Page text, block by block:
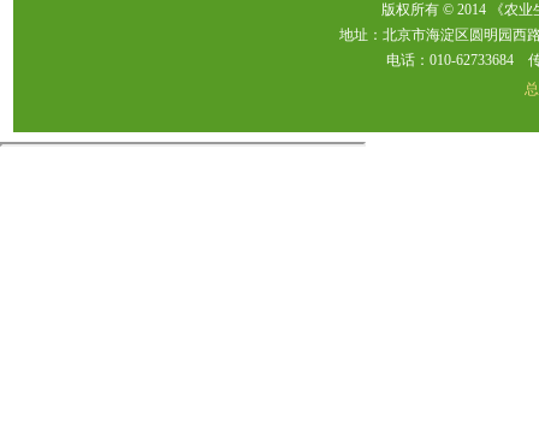
版权所有 © 2014 《农
地址：北京市海淀区圆明园西
电话：010-62733684